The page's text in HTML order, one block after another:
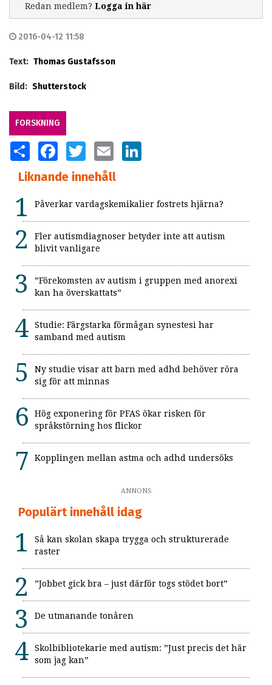
Redan medlem? Logga in här
2016-04-12 11:58
Text: Thomas Gustafsson
Bild: Shutterstock
FORSKNING
SHARE FACEBOOKTWITTER EMAIL
Liknande innehåll
Påverkar vardagskemikalier fostrets hjärna?
Fler autismdiagnoser betyder inte att autism
blivit vanligare
”Förekomsten av autism i gruppen med anorexi
kan ha överskattats”
Studie: Färgstarka förmågan synestesi har
samband med autism
Ny studie visar att barn med adhd behöver röra
sig för att minnas
Hög exponering för PFAS ökar risken för
språkstörning hos flickor
Kopplingen mellan astma och adhd undersöks
ANNONS
Populärt innehåll idag
Så kan skolan skapa trygga och strukturerade
raster
”Jobbet gick bra – just därför togs stödet bort”
De utmanande tonåren
Skolbibliotekarie med autism: ”Just precis det här
som jag kan”